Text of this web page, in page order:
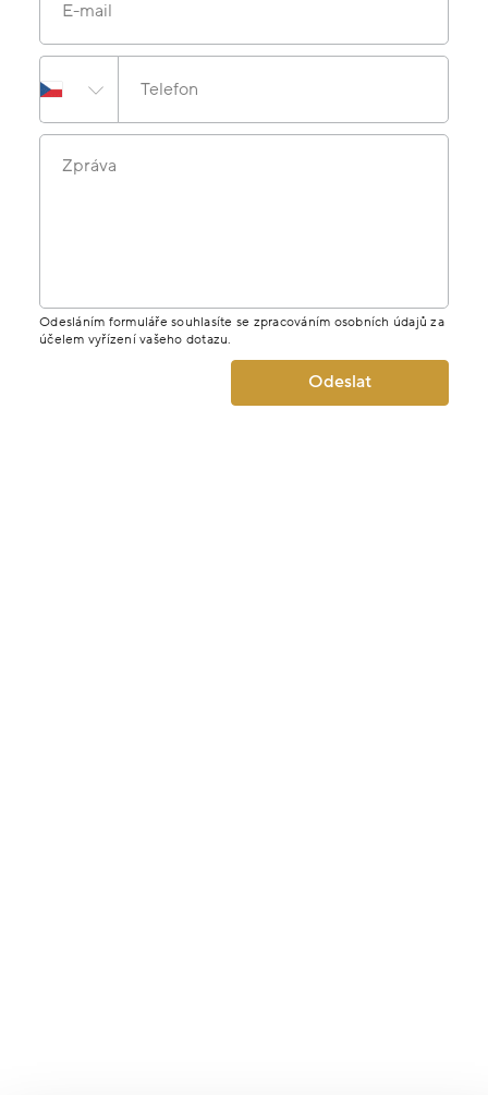
E-mail
Telefon
Zpráva
Odesláním formuláře souhlasíte se zpracováním osobních údajů za
účelem vyřízení vašeho dotazu.
Odeslat